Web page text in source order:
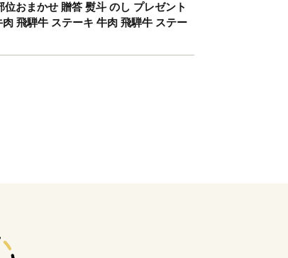
おまかせ 贈答 熨斗 のし プレゼント
飛騨牛 ステーキ 牛肉 飛騨牛 ステー